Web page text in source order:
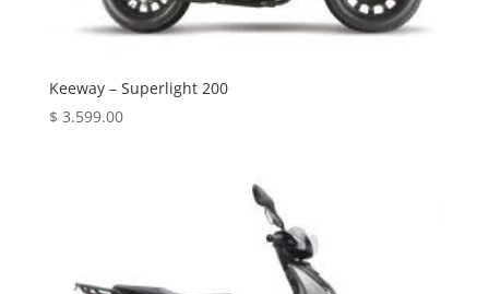
Keeway – Superlight 200
$ 3.599.00